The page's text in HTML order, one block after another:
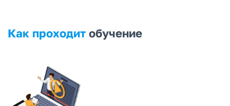
Как проходит обучение